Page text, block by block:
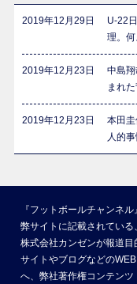
2019年12月29日
U-22
理。
2019年12月23日
中島
まれ
2019年12月23日
本田
人的
『フットボールチャンネ
弊サイトに記載されている
株式会社カンゼンが報道
サイトやブログなどの
へ、弊社著作権コンテンツ